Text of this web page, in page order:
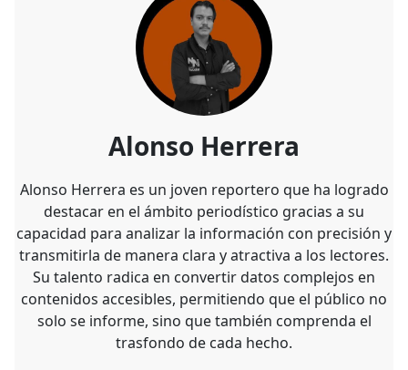
Alonso Herrera
Alonso Herrera es un joven reportero que ha logrado
destacar en el ámbito periodístico gracias a su
capacidad para analizar la información con precisión y
transmitirla de manera clara y atractiva a los lectores.
Su talento radica en convertir datos complejos en
contenidos accesibles, permitiendo que el público no
solo se informe, sino que también comprenda el
trasfondo de cada hecho.